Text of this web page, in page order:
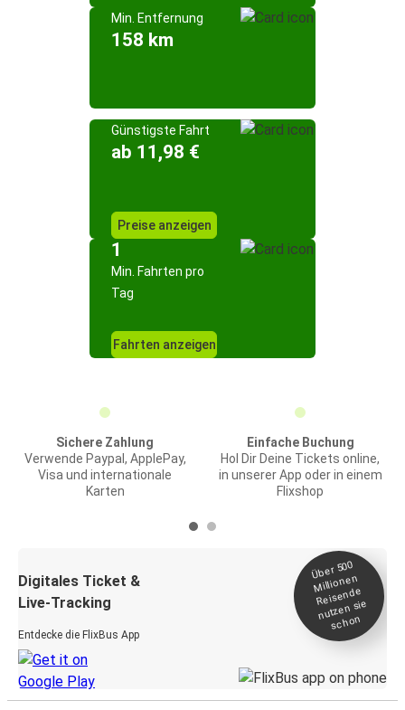
Min. Entfernung
158 km
Günstigste Fahrt
ab 11,98 €
Preise anzeigen
1
Min. Fahrten pro
Tag
Fahrten anzeigen
Sichere Zahlung
Verwende Paypal, ApplePay,
Visa und internationale
Karten
Einfache Buchung
Hol Dir Deine Tickets online,
in unserer App oder in einem
Flixshop
Digitales Ticket &
Live-Tracking
Entdecke die FlixBus App
Über 500
Millionen
Reisende
nutzen sie
schon